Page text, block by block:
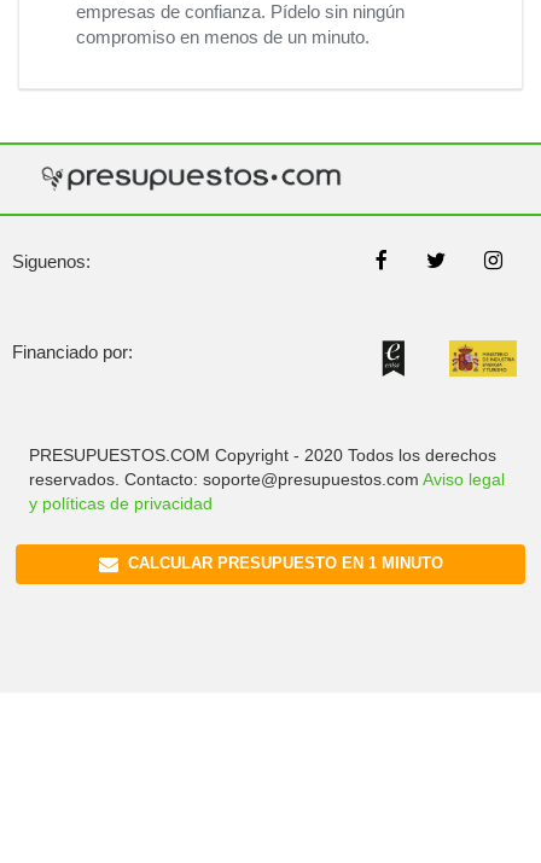
empresas de confianza. Pídelo sin ningún
compromiso en menos de un minuto.
Siguenos:
Financiado por:
PRESUPUESTOS.COM Copyright - 2020 Todos los derechos
reservados. Contacto: soporte@presupuestos.com Aviso legal
y políticas de privacidad
CALCULAR PRESUPUESTO EN 1 MINUTO